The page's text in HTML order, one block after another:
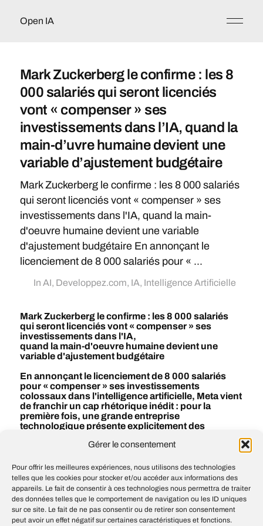
Gérer le consentement
Pour offrir les meilleures expériences, nous utilisons des technologies
telles que les cookies pour stocker et/ou accéder aux informations des
appareils. Le fait de consentir à ces technologies nous permettra de traiter
des données telles que le comportement de navigation ou les ID uniques
sur ce site. Le fait de ne pas consentir ou de retirer son consentement
peut avoir un effet négatif sur certaines caractéristiques et fonctions.
Open IA
Mark Zuckerberg le confirme : les 8
000 salariés qui seront licenciés
vont « compenser » ses
investissements dans l’IA, quand la
main-d’uvre humaine devient une
variable d’ajustement budgétaire
Mark Zuckerberg le confirme : les 8 000 salariés
qui seront licenciés vont « compenser » ses
investissements dans l'IA, quand la main-
d'oeuvre humaine devient une variable
d'ajustement budgétaire En annonçant le
licenciement de 8 000 salariés pour « ...
In AI, Developpez.com, IA, Intelligence Artificielle
Mark Zuckerberg le confirme : les 8 000 salariés
qui seront licenciés vont « compenser » ses
investissements dans l'IA,
quand la main-d'oeuvre humaine devient une
variable d'ajustement budgétaire
En annonçant le licenciement de 8 000 salariés
pour « compenser » ses investissements
colossaux dans l'intelligence artificielle, Meta vient
de franchir un cap rhétorique inédit : pour la
première fois, une grande entreprise
technologique présente explicitement des
AI # # Intelligence artificielle
OpenAI launches DeployCo to help
businesses build around intelligence